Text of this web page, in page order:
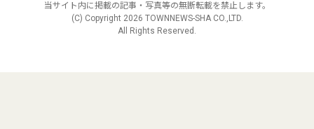
当サイト内に掲載の記事・写真等の無断転載を禁止します。
(C) Copyright 2026 TOWNNEWS-SHA CO.,LTD.
All Rights Reserved.